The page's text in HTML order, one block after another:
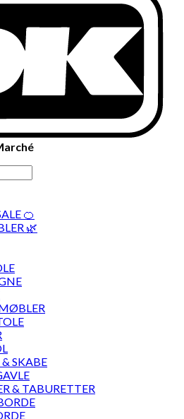
🍊
🌿
& SKABE
& TABURETTER